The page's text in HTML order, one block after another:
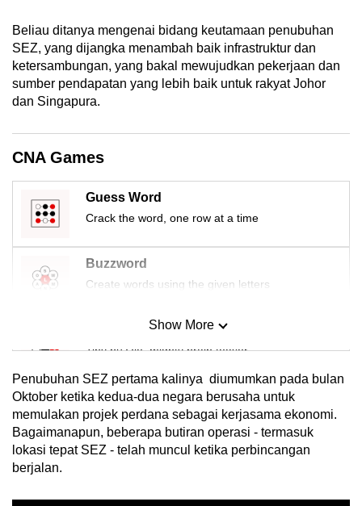
Beliau ditanya mengenai bidang keutamaan penubuhan
SEZ, yang dijangka menambah baik infrastruktur dan
ketersambungan, yang bakal mewujudkan pekerjaan dan
sumber pendapatan yang lebih baik untuk rakyat Johor
dan Singapura.
CNA Games
Guess Word
Crack the word, one row at a time
Buzzword
Create words using the given letters
Mini Sudoku
Tiny puzzle, mighty brain teaser
Mini Crossword
Small grid, big challenge
Show More
Penubuhan SEZ pertama kalinya diumumkan pada bulan
Oktober ketika kedua-dua negara berusaha untuk
memulakan projek perdana sebagai kerjasama ekonomi.
Bagaimanapun, beberapa butiran operasi - termasuk
lokasi tepat SEZ - telah muncul ketika perbincangan
berjalan.